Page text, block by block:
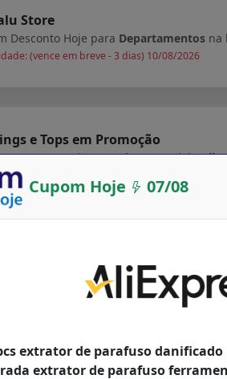
Store
Desconto Hoje para Departamentos na
(vence em breve - 3 dias) 10/08/2026
e Tops em Promoção
Desconto Hoje paraFitnessna loja
(vence em breve - 3 dias) 10/08/2026
c estação de carregamento
playstation5 joystick gamepad
Departamentos
Cupom Hoje 07/08
extrator de parafuso
extrator de parafuso